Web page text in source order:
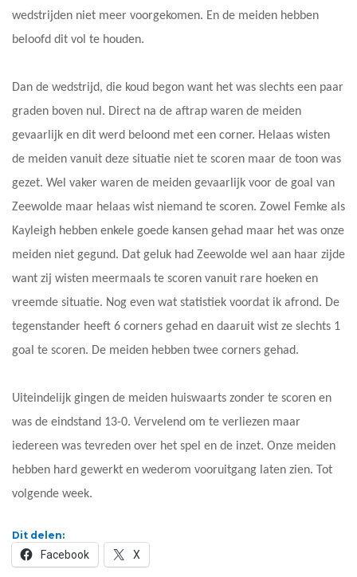
wedstrijden niet meer voorgekomen. En de meiden hebben
beloofd dit vol te houden.
Dan de wedstrijd, die koud begon want het was slechts een paar
graden boven nul. Direct na de aftrap waren de meiden
gevaarlijk en dit werd beloond met een corner. Helaas wisten
de meiden vanuit deze situatie niet te scoren maar de toon was
gezet. Wel vaker waren de meiden gevaarlijk voor de goal van
Zeewolde maar helaas wist niemand te scoren. Zowel Femke als
Kayleigh hebben enkele goede kansen gehad maar het was onze
meiden niet gegund. Dat geluk had Zeewolde wel aan haar zijde
want zij wisten meermaals te scoren vanuit rare hoeken en
vreemde situatie. Nog even wat statistiek voordat ik afrond. De
tegenstander heeft 6 corners gehad en daaruit wist ze slechts 1
goal te scoren. De meiden hebben twee corners gehad.
Uiteindelijk gingen de meiden huiswaarts zonder te scoren en
was de eindstand 13-0. Vervelend om te verliezen maar
iedereen was tevreden over het spel en de inzet. Onze meiden
hebben hard gewerkt en wederom vooruitgang laten zien. Tot
volgende week.
Dit delen:
Facebook X